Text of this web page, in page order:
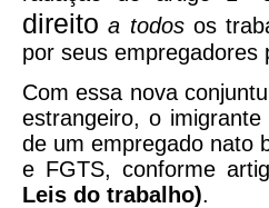
direito a todosos
por seus
Com essa nova
estrangeiro, o
de um empregado nato
e FGTS, conforme
Leis do trabalho).